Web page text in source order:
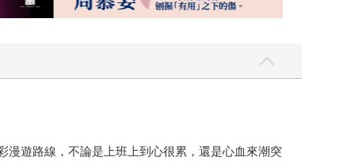
漫遊路線，不論是上班上到心很累，還是心血來潮突